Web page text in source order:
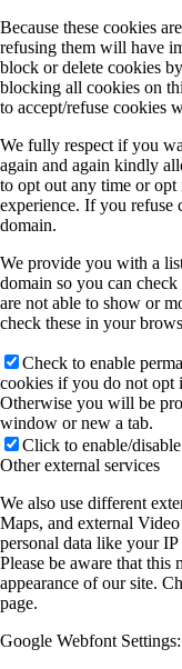
Because these cookies
refusing them will have
block or delete cookies
blocking all cookies on
to accept/refuse cookies
We fully respect if you
again and again kindly
to opt out any time or
experience. If you refuse
domain.
We provide you with a
domain so you can
are not able to show or
check these in your
Check to enable
cookies if you do not opt
Otherwise you will be
window or new a tab.
Click to enable/
Other external services
We also use different
Maps, and external
personal data like your
Please be aware that
appearance of our site.
page.
Google Webfont Settings: